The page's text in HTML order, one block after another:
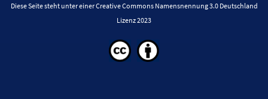
Diese Seite steht unter einer Creative Commons Namensnennung 3.0 Deutschland
Lizenz 2023